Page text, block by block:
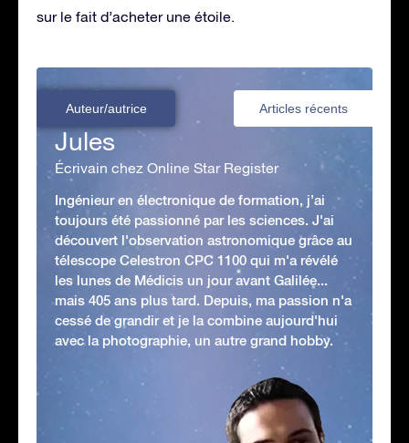
sur le fait d’acheter une étoile.
Auteur/autrice Articles récents
Jules
Écrivain chez Online Star Register
Ingénieur en électronique de formation, j’ai
toujours été passionné par les sciences. J'ai
découvert l'observation astronomique grâce au
télescope Celestron CPC 1100 qui m'a révélé
les lunes de Médicis un jour avant Galilée...
mais 405 ans plus tard. Depuis, ma passion n'a
cessé de grandir et je la combine aujourd'hui
avec la photographie, un autre grand hobby.